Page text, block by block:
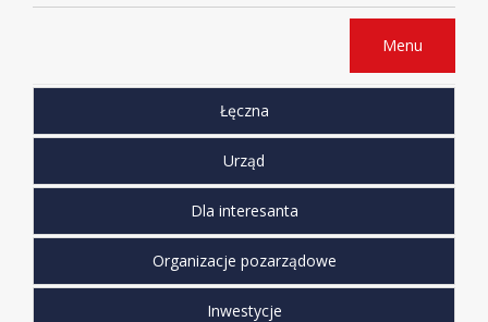
Menu
Łęczna
Urząd
Dla interesanta
Organizacje pozarządowe
Inwestycje